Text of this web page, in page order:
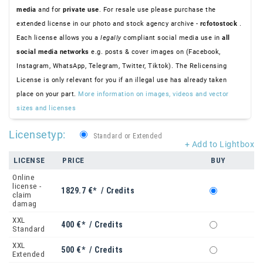
media and for private use. For resale use please purchase the
extended license in our photo and stock agency archive - rcfotostock .
Each license allows you a legallycompliant social media use in all
social media networks e.g. posts & cover images on (Facebook,
Instagram, WhatsApp, Telegram, Twitter, Tiktok). The Relicensing
License is only relevant for you if an illegal use has already taken
place on your part. More information on images, videos and vector
sizes and licenses
+ Add to Lightbox
Licensetyp: Standard or Extended
LICENSE PRICE
BUY
Online
license -
claim
damag
1829.7 €* / Credits
XXL
Standard
400 €* / Credits
XXL
Extended
500 €* / Credits